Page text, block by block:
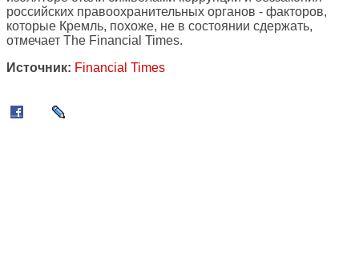
российских правоохранительных органов - факторов,
которые Кремль, похоже, не в состоянии сдержать,
отмечает The Financial Times.
Источник: Financial Times